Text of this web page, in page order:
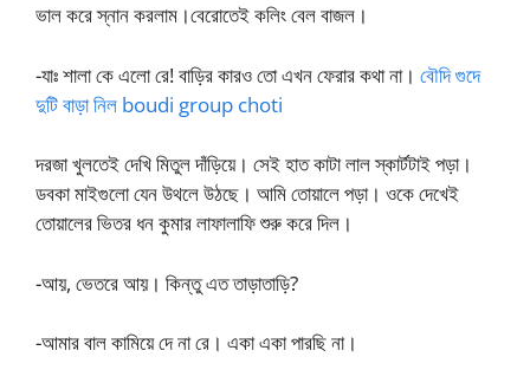
ভাল করে স্নান করলাম।বেরোতেই কলিং বেল বাজল।
-যাঃ শালা কে এলো রে! বাড়ির কারও তো এখন ফেরার কথা না। বৌদি গুদে
দুটি বাড়া নিল boudi group choti
দরজা খুলতেই দেখি মিতুল দাঁড়িয়ে। সেই হাত কাটা লাল স্কার্টটাই পড়া।
ডবকা মাইগুলো যেন উথলে উঠছে। আমি তোয়ালে পড়া। ওকে দেখেই
তোয়ালের ভিতর ধন কুমার লাফালাফি শুরু করে দিল।
-আয়, ভেতরে আয়। কিন্তু এত তাড়াতাড়ি?
-আমার বাল কামিয়ে দে না রে। একা একা পারছি না।